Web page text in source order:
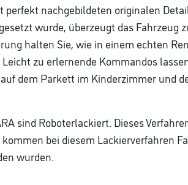
nachgebildeten originalen
wurde, überzeugt das
halten Sie, wie in einem echten
zu erlernende Kommandos
dem Parkett im Kinderzimmer und
sind Roboterlackiert. Dieses
bei diesem Lackierverfahren
wurden.